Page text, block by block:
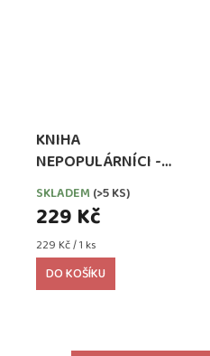
KNIHA
NEPOPULÁRNÍCI -
MANŽELÉ
SKŘIVÁNKOVI
SKLADEM (>5 KS)
229 Kč
Měrná
cena:
229 Kč / 1 ks
DO KOŠÍKU